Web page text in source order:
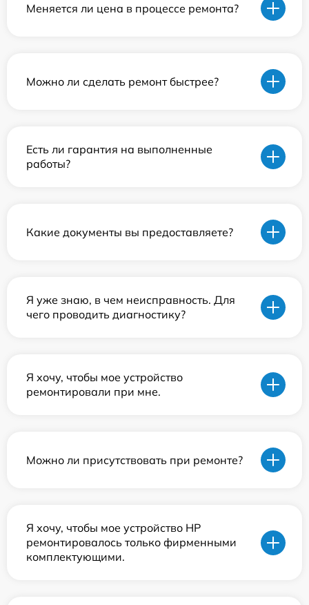
Меняется ли цена в процессе ремонта?
Можно ли сделать ремонт быстрее?
Есть ли гарантия на выполненные
работы?
Какие документы вы предоставляете?
Я уже знаю, в чем неисправность. Для
чего проводить диагностику?
Я хочу, чтобы мое устройство
ремонтировали при мне.
Можно ли присутствовать при ремонте?
Я хочу, чтобы мое устройство HP
ремонтировалось только фирменными
комплектующими.